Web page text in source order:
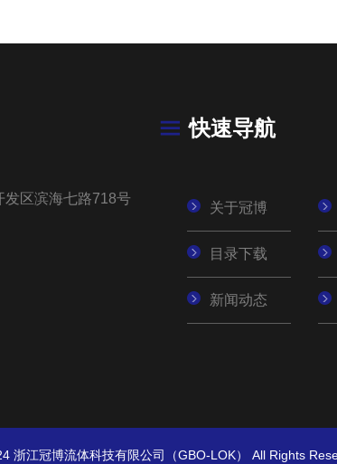
发区滨海七路718号
快速导航
关于冠博
目录下载
新闻动态
浙江冠博流体科技有限公司（GBO-LOK） All Rights